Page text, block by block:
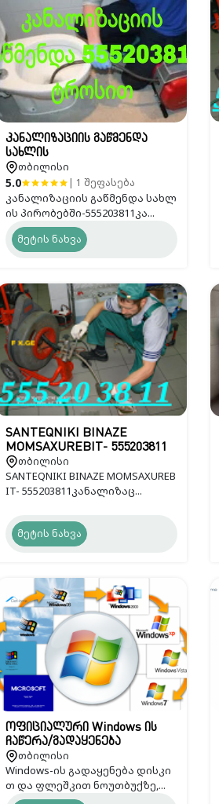
კანალიზაციის გაწმენდა
სახლის
პირობებში-555203811
თბილისი
5.0 | 1 შეფასება
კანალიზაციის გაწმენდა სახლ
ის პირობებში-555203811კა...
მეტის ნახვა
SANTEQNIKI BINAZE
MOMSAXUREBIT- 555203811
თბილისი
SANTEQNIKI BINAZE MOMSAXUREB
IT- 555203811კანალიზაც...
მეტის ნახვა
ოფიციალური Windows ის
ჩაწერა/გადაყენება
გამოძახებით
თბილისი
Windows-ის გადაყენება დისკი
თ და ფლეშკით ნოუთბუქზე,...